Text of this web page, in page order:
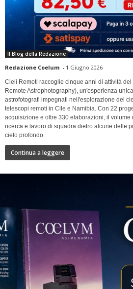
Il Blog della Redazione
Redazione Coelum - 1 Giugno 2026
Cieli Remoti raccoglie cinque anni di attività del
Remote Astrophotography), un'esperienza
astrofotografi impegnati nell'esplorazione del
telescopi remoti in Cile e Namibia. Con 22
acquisizione e oltre 330 elaborazioni, il volume
ricerca e lavoro di squadra dietro alcune delle
cielo profondo.
Continua a leggere